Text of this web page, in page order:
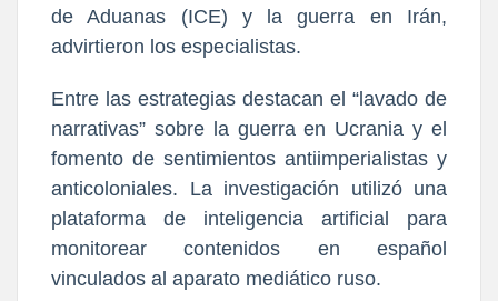
de Aduanas (ICE) y la guerra en Irán,
advirtieron los especialistas.
Entre las estrategias destacan el “lavado de
narrativas” sobre la guerra en Ucrania y el
fomento de sentimientos antiimperialistas y
anticoloniales. La investigación utilizó una
plataforma de inteligencia artificial para
monitorear contenidos en español
vinculados al aparato mediático ruso.